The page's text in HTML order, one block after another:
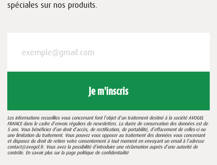
spéciales sur nos produits.
Je m'inscris
Les informations recueillies vous concernant font l’objet d’un traitement destiné à la société AVOGEL
FRANCE dans le cadre d’envois réguliers de newsletters. La durée de conservation des données est de
5 ans. Vous bénéficiez d’un droit d’accès, de rectification, de portabilité, d’effacement de celles-ci ou
une limitation du traitement. Vous pouvez vous opposer au traitement des données vous concernant
et disposez du droit de retirer votre consentement à tout moment en envoyant un email à l’adresse
contact@avogel.fr. Vous avez la possibilité d’introduire une réclamation auprès d’une autorité de
contrôle. En savoir plus sur la pagepolitique de confidentialité